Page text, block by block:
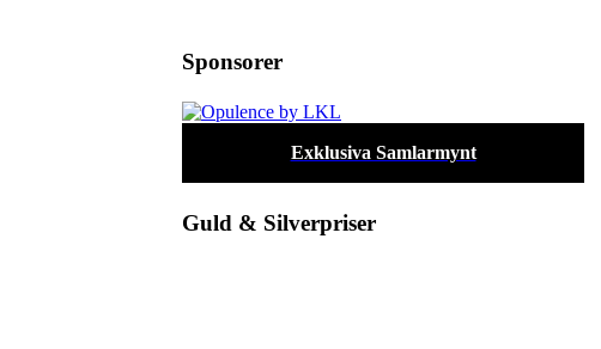
Sponsorer
Exklusiva Samlarmynt
Guld & Silverpriser